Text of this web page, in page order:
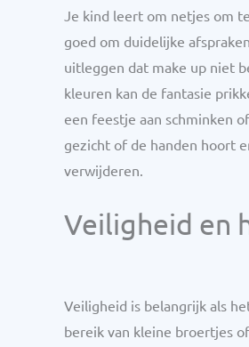
Je kind leert om netjes om
goed om duidelijke
uitleggen dat make up niet
kleuren kan de fantasie
een feestje aan schminken
gezicht of de handen hoort
verwijderen.
Veiligheid en
Veiligheid is belangrijk als
bereik van kleine broertjes